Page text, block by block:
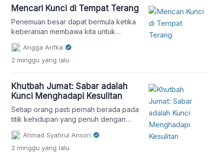
Mencari Kunci di Tempat Terang
Penemuan besar dapat bermula ketika
keberanian membawa kita untuk
melangkah ke dalam kegelapan.
Angga Arifka
2 minggu yang lalu
Khutbah Jumat: Sabar adalah
Kunci Menghadapi Kesulitan
Setiap orang pasti pernah berada pada
titik kehidupan yang penuh dengan
kegelisahan dan ketidakpastian.
Namun, Islam mengajarkan bahwa
seorang mukmin tidak boleh
Ahmad Syahrul Ansori
2 minggu yang lalu